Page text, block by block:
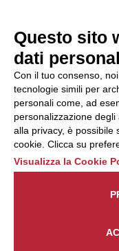
del
possibile
reclamo
una delle
descritte
indirizzo
https://
Questo sito
dati
Con il tuo consenso,
tecnologie simili per
personali come, ad
personalizzazione
alla privacy, è possibile
cookie. Clicca su
Visualizza la Cookie